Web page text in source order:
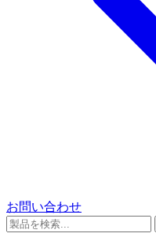
お問い合わせ